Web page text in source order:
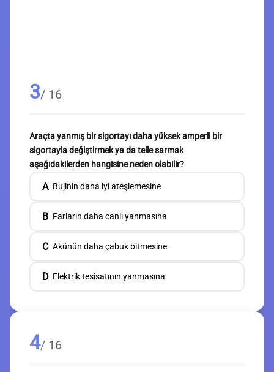
3/ 16
Araçta yanmış bir sigortayı daha yüksek amperli bir
sigortayla değiştirmek ya da telle sarmak
aşağıdakilerden hangisine neden olabilir?
A Bujinin daha iyi ateşlemesine
B Farların daha canlı yanmasına
C Akünün daha çabuk bitmesine
D Elektrik tesisatının yanmasına
4/ 16